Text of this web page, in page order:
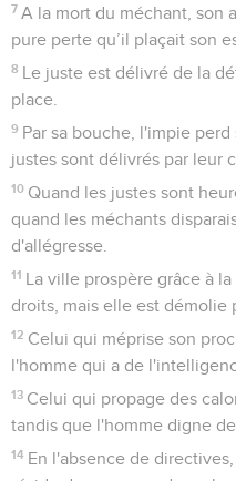
7 A la mort du méchant, son
pure perte qu’il plaçait son
8 Le juste est délivré de la
place.
9 Par sa bouche, l'impie
justes sont délivrés par leur
10 Quand les justes sont
quand les méchants
d'allégresse.
11 La ville prospère grâce à
droits, mais elle est démolie
12 Celui qui méprise son
l'homme qui a de
13 Celui qui propage des
tandis que l'homme digne
14 En l'absence de